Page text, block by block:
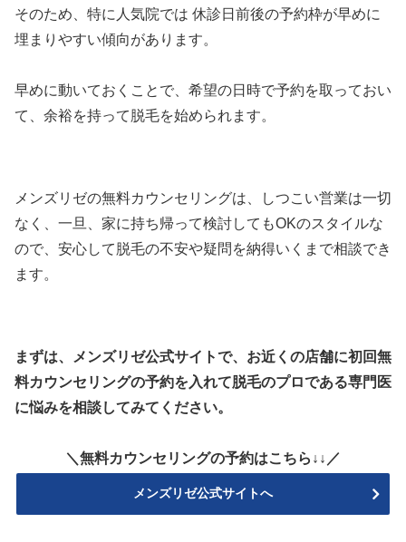
そのため、特に人気院では 休診日前後の予約枠が早めに
埋まりやすい傾向があります。
早めに動いておくことで、希望の日時で予約を取っておい
て、余裕を持って脱毛を始められます。
メンズリゼの無料カウンセリングは、しつこい営業は一切
なく、一旦、家に持ち帰って検討してもOKのスタイルな
ので、安心して脱毛の不安や疑問を納得いくまで相談でき
ます。
まずは、メンズリゼ公式サイトで、お近くの店舗に初回無
料カウンセリングの予約を入れて脱毛のプロである専門医
に悩みを相談してみてください。
＼無料カウンセリングの予約はこちら↓↓／
メンズリゼ公式サイトへ